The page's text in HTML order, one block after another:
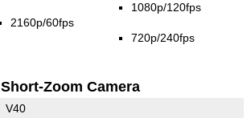
2160p/60fps
1080p/120fps
720p/240fps
Short-Zoom Camera
V40